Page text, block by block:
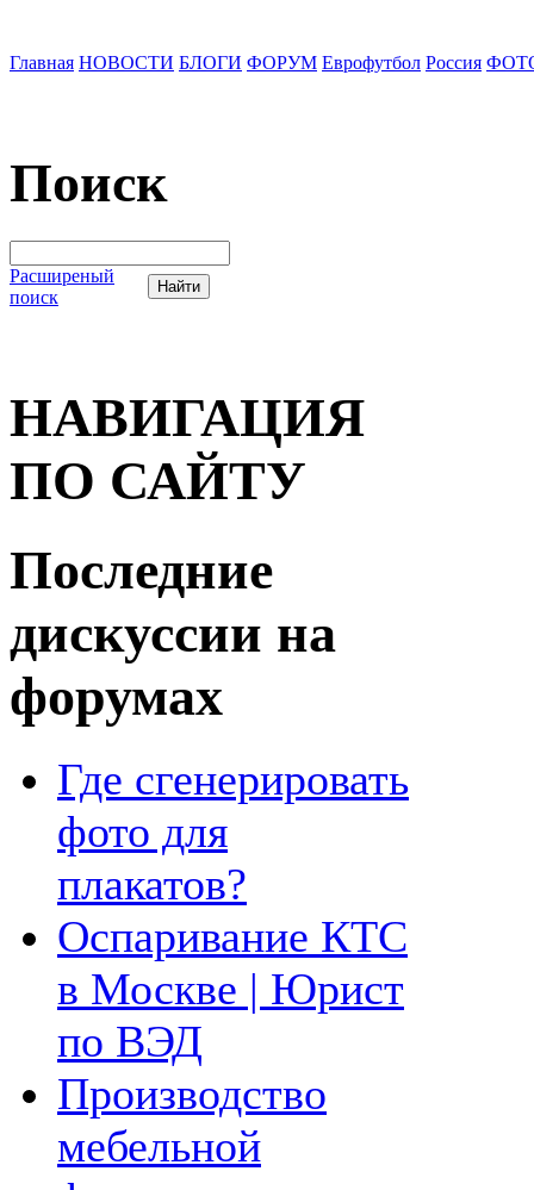
Главная НОВОСТИ БЛОГИ ФОРУМ Еврофутбол Россия
Поиск
Расширеный
поиск
НАВИГАЦИЯ
ПО САЙТУ
Последние
дискуссии на
форумах
Где сгенерировать
фото для
плакатов?
Оспаривание КТС
в Москве | Юрист
по ВЭД
Производство
мебельной